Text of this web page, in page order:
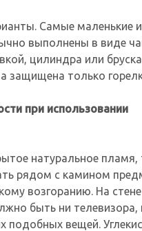
Самые маленькие
выполнены в виде
цилиндра или
защищена только
при использовании
натуральное пламя,
рядом с камином
возгоранию. На
быть ни телевизора,
подобных вещей.